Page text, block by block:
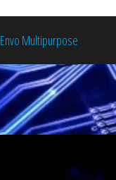
Envo Multipurpose